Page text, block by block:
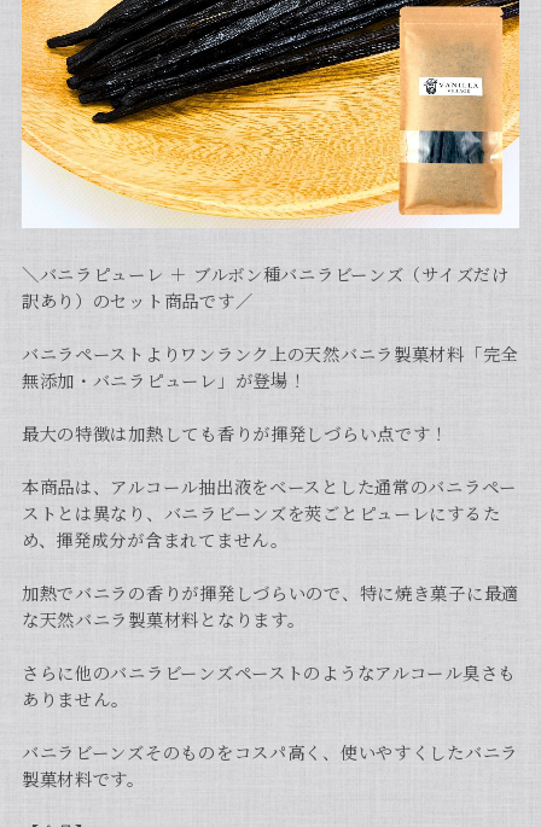
＼バニラピューレ ＋ ブルボン種バニラビーンズ（サイズだけ
訳あり）のセット商品です／
バニラペーストよりワンランク上の天然バニラ製菓材料「完全
無添加・バニラピューレ」が登場！
最大の特徴は加熱しても香りが揮発しづらい点です！
本商品は、アルコール抽出液をベースとした通常のバニラペー
ストとは異なり、バニラビーンズを莢ごとピューレにするた
め、揮発成分が含まれてません。
加熱でバニラの香りが揮発しづらいので、特に焼き菓子に最適
な天然バニラ製菓材料となります。
さらに他のバニラビーンズペーストのようなアルコール臭さも
ありません。
バニラビーンズそのものをコスパ高く、使いやすくしたバニラ
製菓材料です。